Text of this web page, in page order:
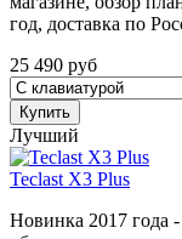
год, доставка по
25 490 руб
Купить
Лучший
Teclast X3 Plus
Новинка 2017 года